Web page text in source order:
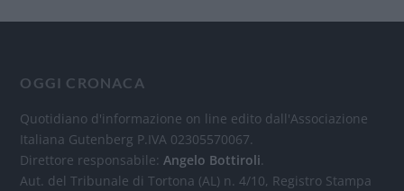
OGGI CRONACA
Quotidiano d'informazione on line edito dall'Associazione
Italiana Gutenberg P.IVA 02305570067.
Direttore responsabile:Angelo Bottiroli.
Aut. del Tribunale di Tortona (AL) n. 4/10, Registro Stampa